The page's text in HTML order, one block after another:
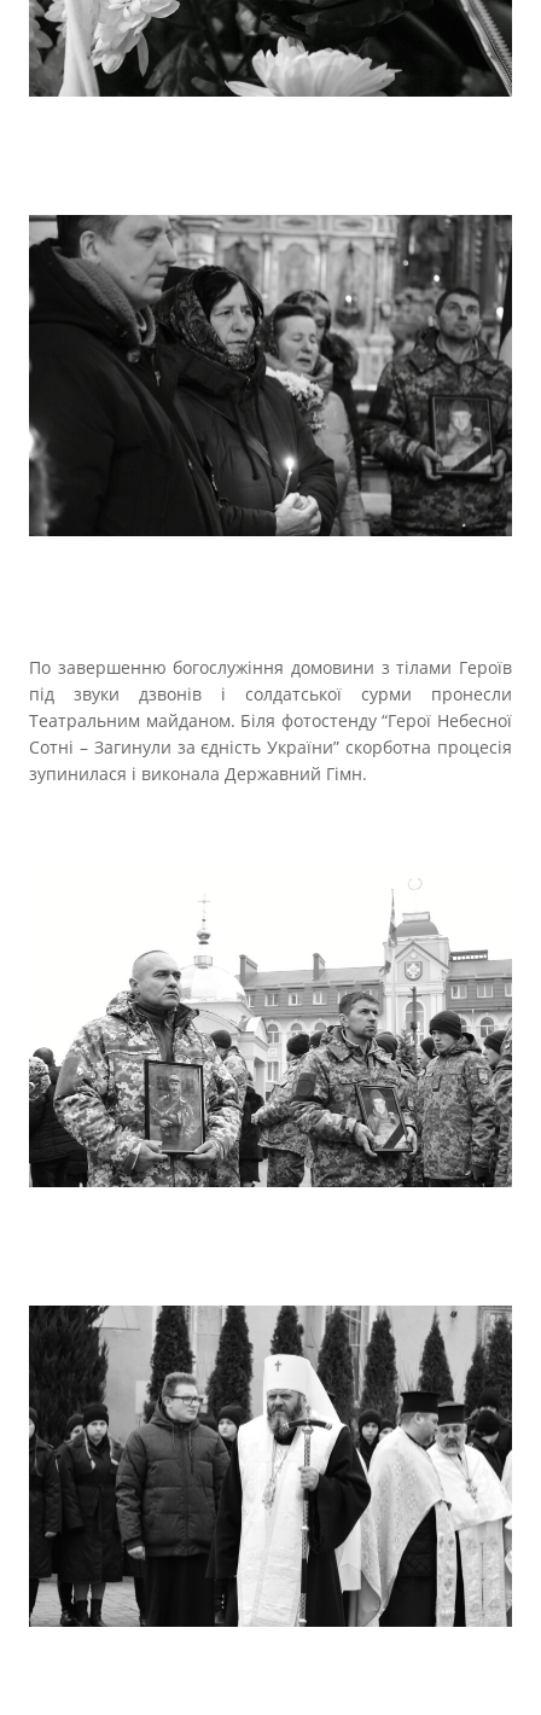
По завершенню богослужіння домовини з тілами Героїв
під звуки дзвонів і солдатської сурми пронесли
Театральним майданом. Біля фотостенду “Герої Небесної
Сотні – Загинули за єдність України” скорботна процесія
зупинилася і виконала Державний Гімн.